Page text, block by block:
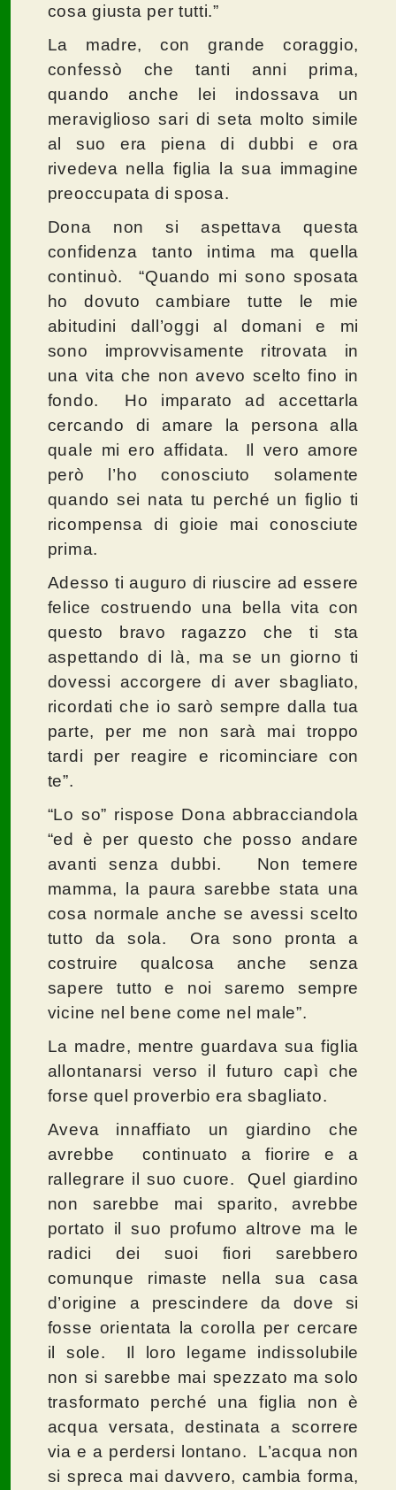
cosa giusta per tutti.”
La madre, con grande coraggio,
confessò che tanti anni prima,
quando anche lei indossava un
meraviglioso sari di seta molto simile
al suo era piena di dubbi e ora
rivedeva nella figlia la sua immagine
preoccupata di sposa.
Dona non si aspettava questa
confidenza tanto intima ma quella
continuò. “Quando mi sono sposata
ho dovuto cambiare tutte le mie
abitudini dall’oggi al domani e mi
sono improvvisamente ritrovata in
una vita che non avevo scelto fino in
fondo. Ho imparato ad accettarla
cercando di amare la persona alla
quale mi ero affidata. Il vero amore
però l’ho conosciuto solamente
quando sei nata tu perché un figlio ti
ricompensa di gioie mai conosciute
prima.
Adesso ti auguro di riuscire ad essere
felice costruendo una bella vita con
questo bravo ragazzo che ti sta
aspettando di là, ma se un giorno ti
dovessi accorgere di aver sbagliato,
ricordati che io sarò sempre dalla tua
parte, per me non sarà mai troppo
tardi per reagire e ricominciare con
te”.
“Lo so” rispose Dona abbracciandola
“ed è per questo che posso andare
avanti senza dubbi. Non temere
mamma, la paura sarebbe stata una
cosa normale anche se avessi scelto
tutto da sola. Ora sono pronta a
costruire qualcosa anche senza
sapere tutto e noi saremo sempre
vicine nel bene come nel male”.
La madre, mentre guardava sua figlia
allontanarsi verso il futuro capì che
forse quel proverbio era sbagliato.
Aveva innaffiato un giardino che
avrebbe continuato a fiorire e a
rallegrare il suo cuore. Quel giardino
non sarebbe mai sparito, avrebbe
portato il suo profumo altrove ma le
radici dei suoi fiori sarebbero
comunque rimaste nella sua casa
d’origine a prescindere da dove si
fosse orientata la corolla per cercare
il sole. Il loro legame indissolubile
non si sarebbe mai spezzato ma solo
trasformato perché una figlia non è
acqua versata, destinata a scorrere
via e a perdersi lontano. L’acqua non
si spreca mai davvero, cambia forma,